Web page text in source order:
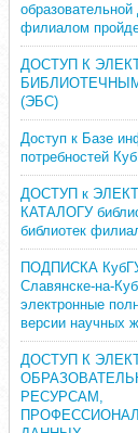
образовательной
филиалом
ДОСТУП К
(ЭБС)
Доступ к Базе
потребностей
ДОСТУП к
КАТАЛОГУ
библиотек
ПОДПИСКА
Славянске-на-
электронные
версии научных
ДОСТУП К
РЕСУРСАМ,